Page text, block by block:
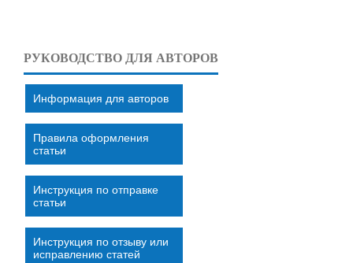
РУКОВОДСТВО ДЛЯ АВТОРОВ
Информация для авторов
Правила оформления
статьи
Инструкция по отправке
статьи
Инструкция по отзыву или
исправлению статей